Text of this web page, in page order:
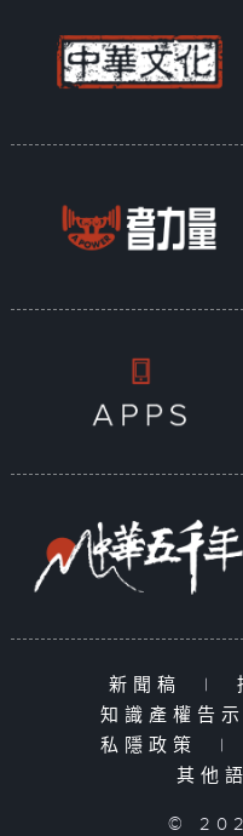
新聞稿 |
知識產權告
私隱政策
|
其他
©